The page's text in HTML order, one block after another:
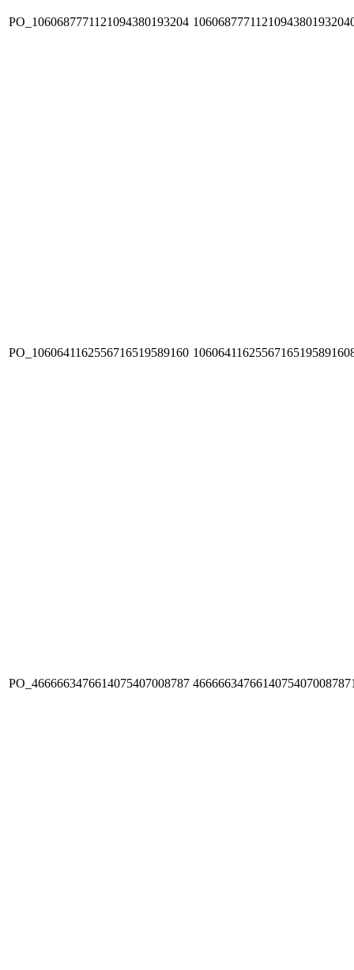
PO_1060687771121094380193204
PO_1060641162556716519589160
PO_4666663476614075407008787